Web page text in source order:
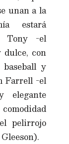
unan a la
estará
Tony -el
con
y
Farrell -el
elegante
pelirrojo